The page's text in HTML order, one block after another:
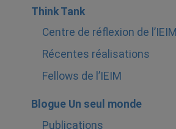
Think Tank
Centre de réflexion de l’IEIM
Récentes réalisations
Fellows de l’IEIM
Blogue Un seul monde
Publications